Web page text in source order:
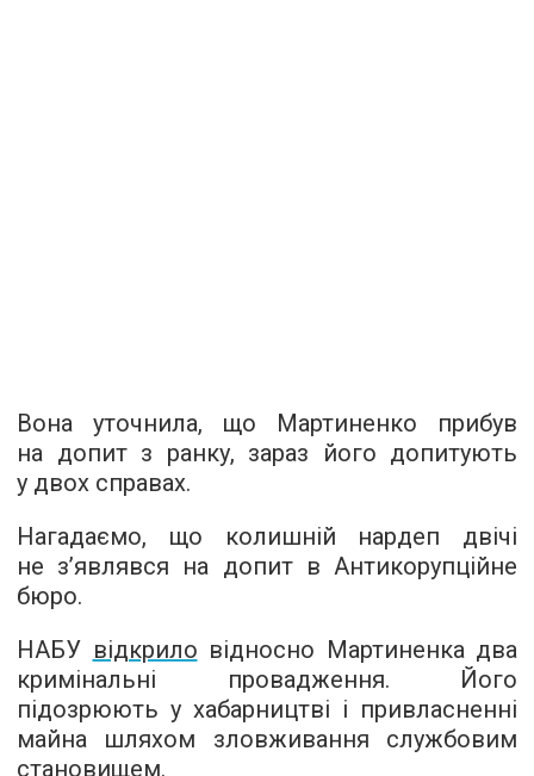
Вона уточнила, що Мартиненко прибув
на допит з ранку, зараз його допитують
у двох справах.
Нагадаємо, що колишній нардеп двічі
не з’являвся на допит в Антикорупційне
бюро.
НАБУ відкрило відносно Мартиненка два
кримінальні провадження. Його
підозрюють у хабарництві і привласненні
майна шляхом зловживання службовим
становищем.